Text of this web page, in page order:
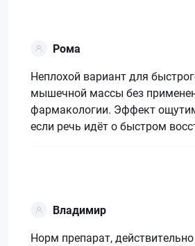
Рома
Неплохой вариант для
мышечной массы без
фармакологии. Эффект
если речь идёт о быстром
Владимир
Норм препарат,